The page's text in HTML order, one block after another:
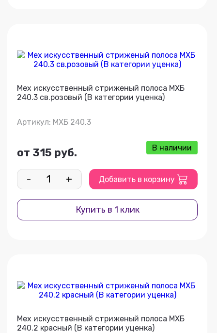
Мех искусственный стриженый полоса МХБ
240.3 св.розовый (В категории уценка)
Артикул: МХБ 240.3
от 315 руб. В наличии
- + Добавить в корзину
Купить в 1 клик
Мех искусственный стриженый полоса МХБ
240.2 красный (В категории уценка)